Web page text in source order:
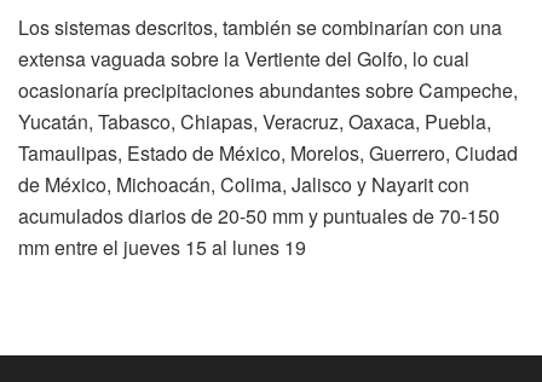
Los sistemas descritos, también se combinarían con una
extensa vaguada sobre la Vertiente del Golfo, lo cual
ocasionaría precipitaciones abundantes sobre Campeche,
Yucatán, Tabasco, Chiapas, Veracruz, Oaxaca, Puebla,
Tamaulipas, Estado de México, Morelos, Guerrero, Ciudad
de México, Michoacán, Colima, Jalisco y Nayarit con
acumulados diarios de 20-50 mm y puntuales de 70-150
mm entre el jueves 15 al lunes 19